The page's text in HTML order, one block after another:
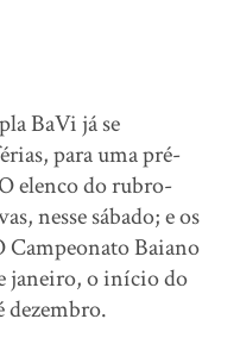
BaVi já se
para uma pré-
elenco do rubro-
nesse sábado; e os
Campeonato Baiano
janeiro, o início do
dezembro.